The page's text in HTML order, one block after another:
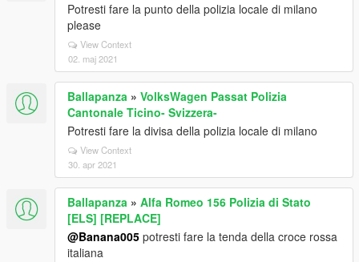
Potresti fare la punto della polizia locale di milano
please
View Context
02. maj 2021
Ballapanza » VolksWagen Passat Polizia
Cantonale Ticino- Svizzera-
Potresti fare la divisa della polizia locale di milano
View Context
30. apr 2021
Ballapanza » Alfa Romeo 156 Polizia di Stato
[ELS] [REPLACE]
@Banana005 potresti fare la tenda della croce rossa
italiana